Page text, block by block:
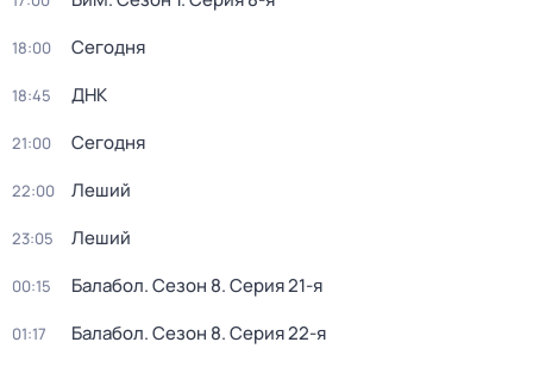
18:00 Сегодня
18:45 ДНК
21:00 Сегодня
22:00 Леший
23:05 Леший
00:15 Балабол. Сезон 8. Серия 21-я
01:17 Балабол. Сезон 8. Серия 22-я